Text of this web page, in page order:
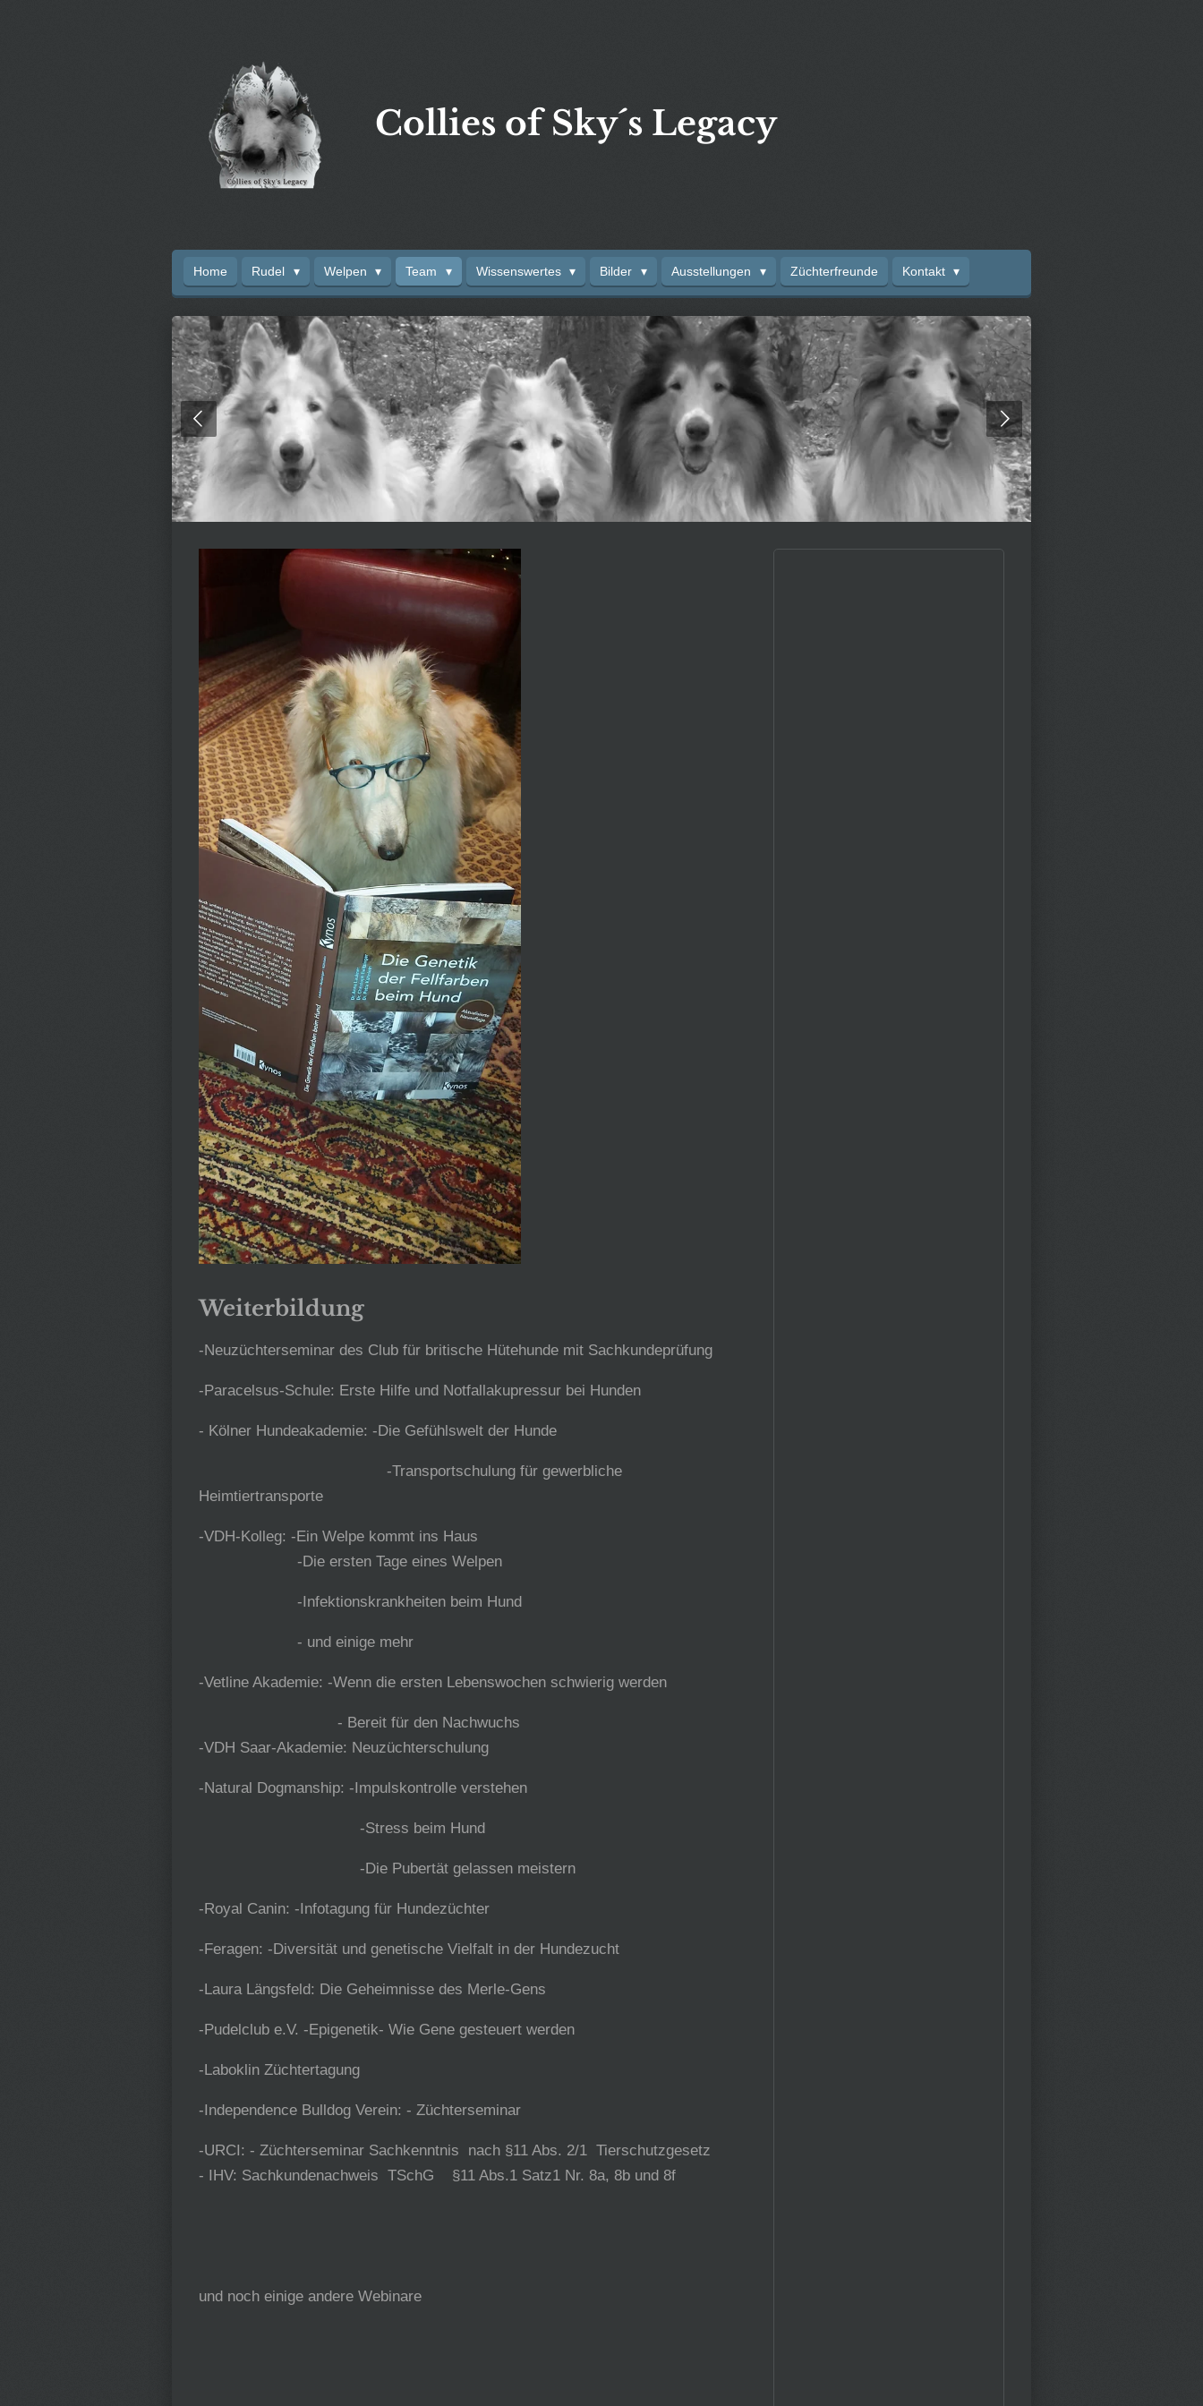
Collies of Sky´s Legacy
Home Rudel Welpen Team Wissenswertes Bilder Ausstellungen Züchterfreunde Kontakt
Weiterbildung
-Neuzüchterseminar des Club für britische Hütehunde mit Sachkundeprüfung
-Paracelsus-Schule: Erste Hilfe und Notfallakupressur bei Hunden
- Kölner Hundeakademie: -Die Gefühlswelt der Hunde
-Transportschulung für gewerbliche
Heimtiertransporte
-VDH-Kolleg: -Ein Welpe kommt ins Haus
-Die ersten Tage eines Welpen
-Infektionskrankheiten beim Hund
- und einige mehr
-Vetline Akademie: -Wenn die ersten Lebenswochen schwierig werden
- Bereit für den Nachwuchs
-VDH Saar-Akademie: Neuzüchterschulung
-Natural Dogmanship: -Impulskontrolle verstehen
-Stress beim Hund
-Die Pubertät gelassen meistern
-Royal Canin: -Infotagung für Hundezüchter
-Feragen: -Diversität und genetische Vielfalt in der Hundezucht
-Laura Längsfeld: Die Geheimnisse des Merle-Gens
-Pudelclub e.V. -Epigenetik- Wie Gene gesteuert werden
-Laboklin Züchtertagung
-Independence Bulldog Verein: - Züchterseminar
-URCI: - Züchterseminar Sachkenntnis nach §11 Abs. 2/1 Tierschutzgesetz
- IHV: Sachkundenachweis TSchG §11 Abs.1 Satz1 Nr. 8a, 8b und 8f
und noch einige andere Webinare